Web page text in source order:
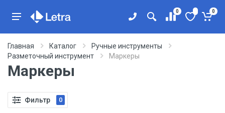
0 0
Главная Каталог
Ручные инструменты
Разметочный инструмент
Маркеры
Маркеры
Фильтр 0